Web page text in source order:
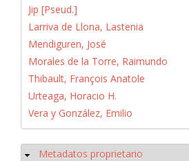
Jip [Pseud.]
Larriva de Llona, Lastenia
Mendiguren, José
Morales de la Torre, Raimundo
Thibault, François Anatole
Urteaga, Horacio H.
Vera y González, Emilio
Ocultar
Metadatos proprietario